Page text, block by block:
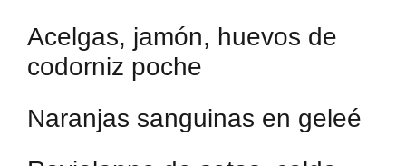
Acelgas, jamón, huevos de
codorniz poche
Naranjas sanguinas en geleé